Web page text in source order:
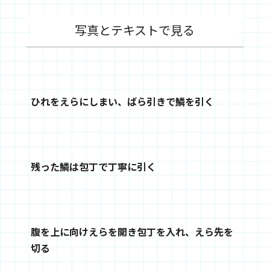
写真とテキストで見る
ひれをえらにしまい、ばら引きで鱗を引く
残った鱗は包丁で丁寧に引く
腹を上に向けえらを開き包丁を入れ、えら先を
切る